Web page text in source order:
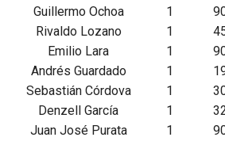
Guillermo Ochoa
1
Rivaldo Lozano
1
Emilio Lara
1
Andrés Guardado
1
Sebastián Córdova
1
Denzell García
1
Juan José Purata
1